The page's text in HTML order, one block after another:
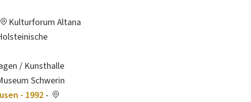
Kulturforum Altana
/ Kunsthalle
Schwerin
- 1992 -